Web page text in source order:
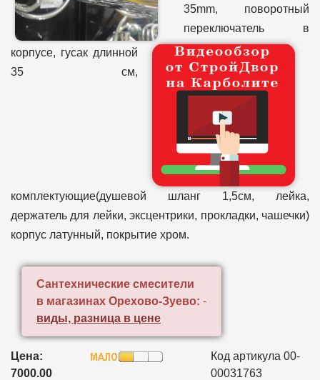
35mm, поворотный
переключатель в
корпусе, гусак длинной
35 см,
комплектующие(душевой шланг 1,5см, лейка,
держатель для лейки, эксцентрики, прокладки, чашечки)
корпус латунный, покрытие хром.
Сантехнические смесители
в магазинах Орехово-Зуево: -
виды, разница в цене
Цена:
7000.00
Код артикула 00-
00031763